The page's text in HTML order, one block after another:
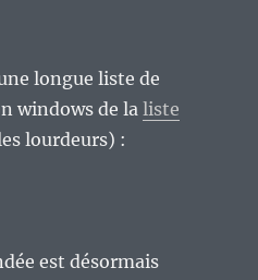
longue liste de
windows de laliste
lourdeurs) :
est désormais